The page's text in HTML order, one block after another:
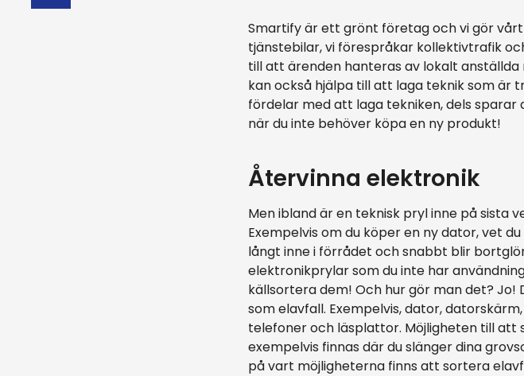
Smartify är ett grönt företag och vi gör
tjänstebilar, vi förespråkar kollektivtrafik
till att ärenden hanteras av lokalt
kan också hjälpa till att laga teknik som är
fördelar med att laga tekniken, dels
när du inte behöver köpa en ny produkt!
Återvinna elektronik
Men ibland är en teknisk pryl inne på sista
Exempelvis om du köper en ny dator, vet
långt inne i förrådet och snabbt blir
elektronikprylar som du inte har
källsortera dem! Och hur gör man det?
som elavfall. Exempelvis, dator,
telefoner och läsplattor. Möjligheten till att
exempelvis finnas där du slänger dina
på vart möjligheterna finns att sortera